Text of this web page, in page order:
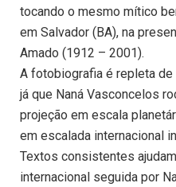
tocando o mesmo mítico
em Salvador (BA), na
Amado (1912 – 2001).
A fotobiografia é repleta
já que Naná Vasconcelos
projeção em escala
em escalada internacional
Textos consistentes
internacional seguida por